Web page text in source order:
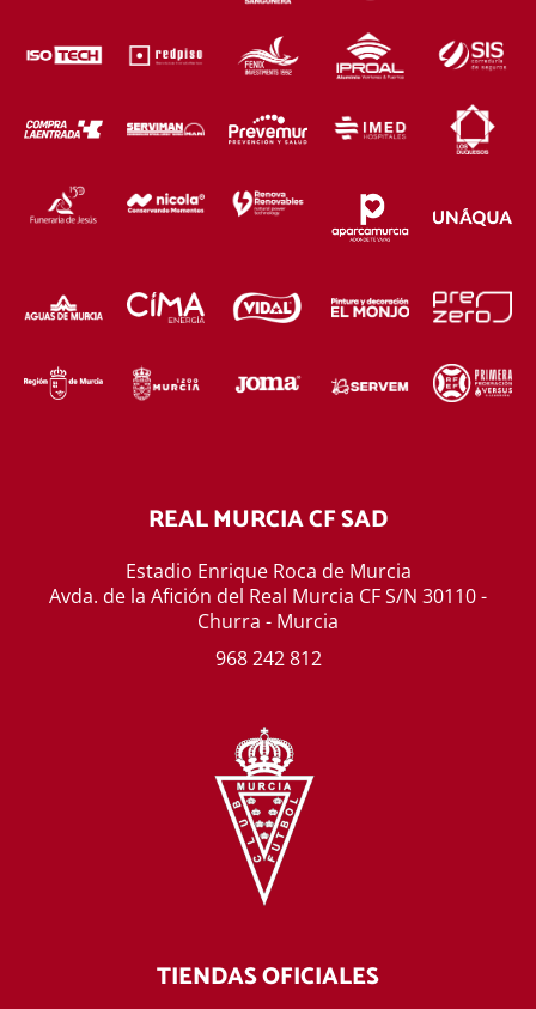
REAL MURCIA CF SAD
Estadio Enrique Roca de Murcia
Avda. de la Afición del Real Murcia CF S/N 30110 -
Churra - Murcia
968 242 812
TIENDAS OFICIALES